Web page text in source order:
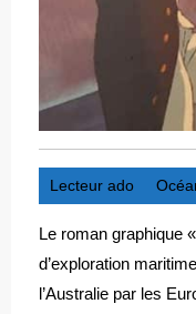
Lecteur ado
Le roman graphique
d’exploration
l’Australie par les